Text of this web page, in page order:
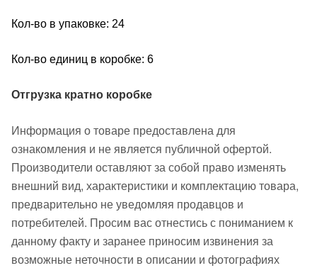
Кол-во в упаковке: 24
Кол-во единиц в коробке: 6
Отгрузка кратно коробке
Информация о товаре предоставлена для
ознакомления и не является публичной офертой.
Производители оставляют за собой право изменять
внешний вид, характеристики и комплектацию товара,
предварительно не уведомляя продавцов и
потребителей. Просим вас отнестись с пониманием к
данному факту и заранее приносим извинения за
возможные неточности в описании и фотографиях